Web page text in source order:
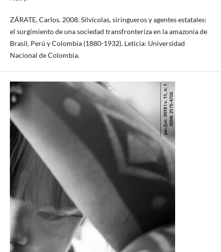
ZÁRATE, Carlos. 2008. Silvícolas, siringueros y agentes estatales:
el surgimiento de una sociedad transfronteriza en la amazonia de
Brasil, Perú y Colombia (1880-1932). Leticia: Universidad
Nacional de Colombia.